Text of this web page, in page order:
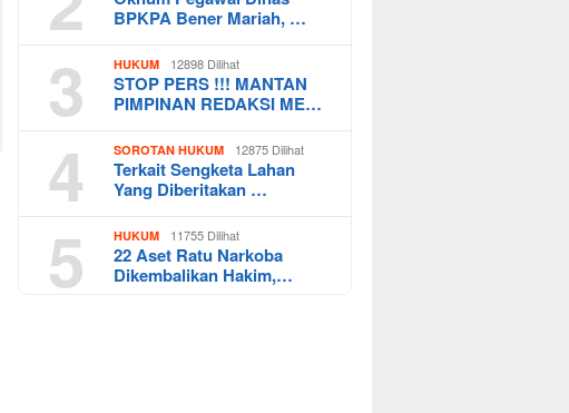
BPKPA Bener Mariah, …
3 HUKUM 12898 Dilihat
STOP PERS !!! MANTAN
PIMPINAN REDAKSI ME…
4 SOROTAN HUKUM 12875 Dilihat
Terkait Sengketa Lahan
Yang Diberitakan …
5 HUKUM 11755 Dilihat
22 Aset Ratu Narkoba
Dikembalikan Hakim,…